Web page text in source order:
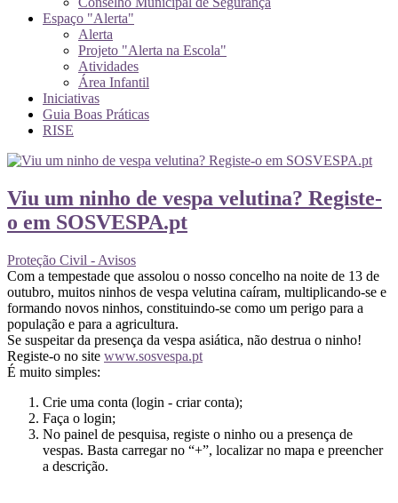
Espaço "Alerta"
Alerta
Projeto "Alerta na Escola"
Atividades
Área Infantil
Iniciativas
Guia Boas Práticas
RISE
Viu um ninho de vespa velutina? Registe-
o em SOSVESPA.pt
Proteção Civil - Avisos
Com a tempestade que assolou o nosso concelho na noite de 13 de
outubro, muitos ninhos de vespa velutina caíram, multiplicando-se e
formando novos ninhos, constituindo-se como um perigo para a
população e para a agricultura.
Se suspeitar da presença da vespa asiática, não destrua o ninho!
Registe-o no site www.sosvespa.pt
É muito simples:
Crie uma conta (login - criar conta);
Faça o login;
No painel de pesquisa, registe o ninho ou a presença de
vespas. Basta carregar no “+”, localizar no mapa e preencher
a descrição.